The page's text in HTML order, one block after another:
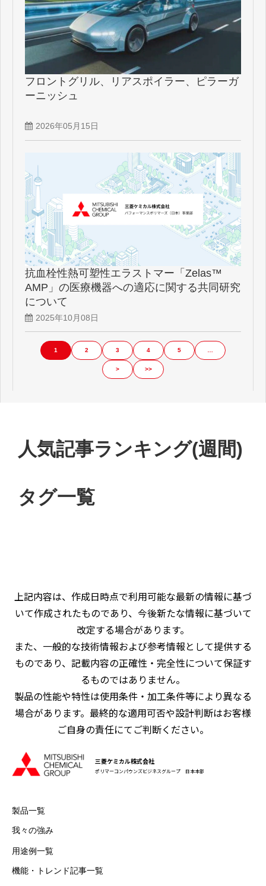
フロントグリル、リアスポイラー、ピラーガ
ーニッシュ
2026年05月15日
抗血栓性熱可塑性エラストマー「Zelas™
AMP」の医療機器への適応に関する共同研究
について
2025年10月08日
1 2 3 4 5
> >>
人気記事ランキング(週間)
タグ一覧
上記内容は、作成日時点で利用可能な最新の情報に基づ
いて作成されたものであり、今後新たな情報に基づいて
改定する場合があります。
また、一般的な技術情報および参考情報として提供する
ものであり、記載内容の正確性・完全性について保証す
るものではありません。
製品の性能や特性は使用条件・加工条件等により異なる
場合があります。最終的な適用可否や設計判断はお客様
ご自身の責任にてご判断ください。
三菱ケミカル株式会社
ポリマーコンパウンズビジネスグループ 日本本部
製品一覧
我々の強み
用途例一覧
機能・トレンド記事一覧